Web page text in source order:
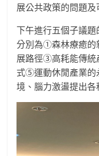
展公共政策的問題及
下午進行五個子議題
分別為➀森林療癒的
展路徑➂高耗能傳統
式➄運動休閒產業的
境、腦力激盪提出各